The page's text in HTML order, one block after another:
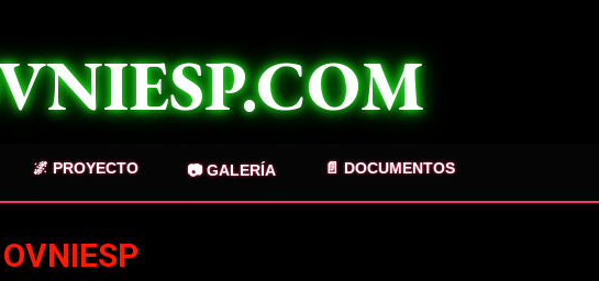
🌌 PROYECTO 📷 GALERÍA 📄 DOCUMENTOS